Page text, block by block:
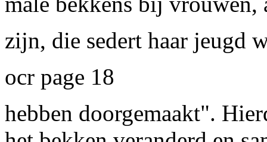
zijn, die sedert haar jeugd
ocr page 18
hebben doorgemaakt".